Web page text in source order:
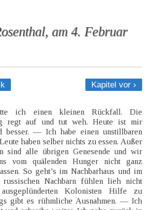
am 4. Februar
Kapitel vor ›
ich einen kleinen Rückfall. Die
regt auf und tut weh. Heute ist mir
besser. — Ich habe einen unstillbaren
haben selber nichts zu essen. Außer
sind alle übrigen Genesende und wir
vom quälenden Hunger nicht ganz
So geht’s im Nachbarhaus und im
Nachbarn fühlen lieh nicht
Kolonisten Hilfe zu
gibt es rühmliche Ausnahmen. — Ich